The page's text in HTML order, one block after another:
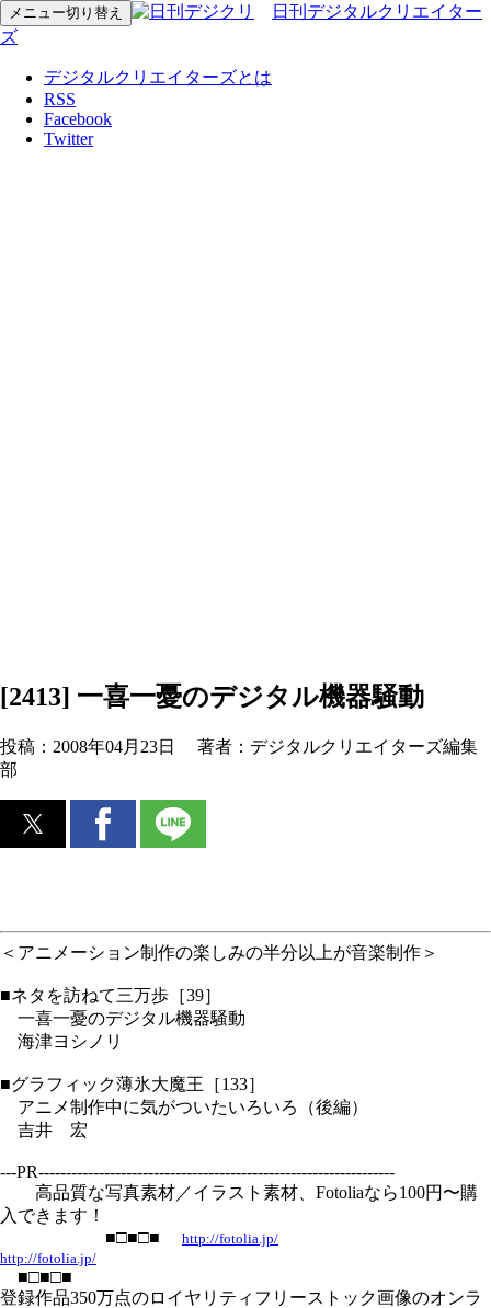
メニュー切り替え
日刊デジタルクリエイター
ズ
デジタルクリエイターズとは
RSS
Facebook
Twitter
[2413] 一喜一憂のデジタル機器騒動
投稿： 2008年04月23日 著者： デジタルクリエイターズ編集
部
＜アニメーション制作の楽しみの半分以上が音楽制作＞
■ネタを訪ねて三万歩［39］
一喜一憂のデジタル機器騒動
海津ヨシノリ
■グラフィック薄氷大魔王［133］
アニメ制作中に気がついたいろいろ（後編）
吉井 宏
---PR-----------------------------------------------------------------
高品質な写真素材／イラスト素材、Fotoliaなら100円〜購
入できます！
■□■□■ http://fotolia.jp/
http://fotolia.jp/
■□■□■
登録作品350万点のロイヤリティフリーストック画像のオンラ